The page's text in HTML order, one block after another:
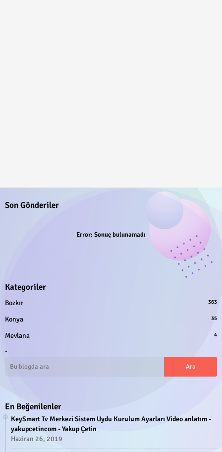
Son Gönderiler
Error: Sonuç bulunamadı
Kategoriler
Bozkır 363
Konya 35
Mevlana 4
.
En Beğenilenler
KeySmart Tv Merkezi Sistem Uydu Kurulum Ayarları Video anlatım -
yakupcetincom - Yakup Çetin
Haziran 26, 2019